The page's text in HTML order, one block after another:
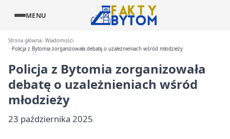
MENU
Strona główna Wiadomości
Policja z Bytomia zorganizowała debatę o uzależnieniach wśród młodzieży
Policja z Bytomia zorganizowała
debatę o uzależnieniach wśród
młodzieży
23 października 2025